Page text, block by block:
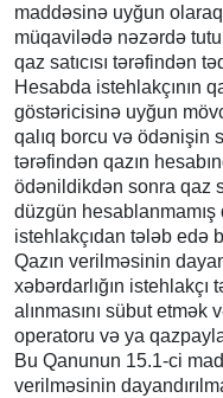
maddəsinə uyğun olaraq
müqavilədə nəzərdə
qaz satıcısı tərəfindən
Hesabda istehlakçının
göstəricisinə uyğun
qalıq borcu və ödənişin
tərəfindən qazın
ödənildikdən sonra qaz
düzgün
istehlakçıdan tələb edə
Qazın verilməsinin
xəbərdarlığın
alınmasını sübut
operatoru və ya
Bu Qanunun 15.1-ci
verilməsinin